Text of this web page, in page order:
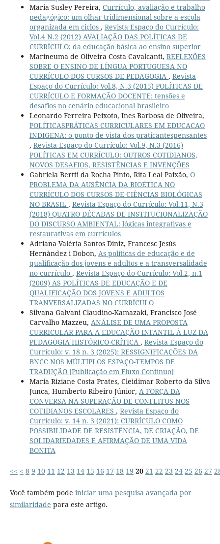
Maria Susley Pereira, Currículo, avaliação e trabalho
pedagógico: um olhar tridimensional sobre a escola
organizada em ciclos , Revista Espaço do Currículo:
Vol.4 N.2 (2012) AVALIAÇÃO DAS POLÍTICAS DE
CURRÍCULO; da educação básica ao ensino superior
Marineuma de Oliveira Costa Cavalcanti, REFLEXÕES
SOBRE O ENSINO DE LÍNGUA PORTUGUESA NO
CURRÍCULO DOS CURSOS DE PEDAGOGIA , Revista
Espaço do Currículo: Vol.8, N.3 (2015) POLÍTICAS DE
CURRÍCULO E FORMAÇÃO DOCENTE: tensões e
desafios no cenário educacional brasileiro
Leonardo Ferreira Peixoto, Ines Barbosa de Oliveira,
POLÍTICASPRÁTICAS CURRICULARES EM EDUCACAO
INDIGENA: o ponto de vista dos praticantespensantes
, Revista Espaço do Currículo: Vol.9, N.3 (2016)
POLÍTICAS EM CURRÍCULO: OUTROS COTIDIANOS,
NOVOS DESAFIOS, RESISTÊNCIAS E INVENÇÕES
Gabriela Bertti da Rocha Pinto, Rita Leal Paixão, O
PROBLEMA DA AUSÊNCIA DA BIOÉTICA NO
CURRÍCULO DOS CURSOS DE CIÊNCIAS BIOLÓGICAS
NO BRASIL , Revista Espaço do Currículo: Vol.11, N.3
(2018) QUATRO DÉCADAS DE INSTITUCIONALIZAÇÃO
DO DISCURSO AMBIENTAL: lógicas integrativas e
restaurativas em currículos
Adriana Valéria Santos Diniz, Francesc Jesús
Hernàndez i Dobon, As políticas de educação e de
qualificação dos jovens e adultos e a transversalidade
no currículo , Revista Espaço do Currículo: Vol.2, n.1
(2009) AS POLÍTICAS DE EDUCAÇÃO E DE
QUALIFICAÇÃO DOS JOVENS E ADULTOS
TRANVERSALIZADAS NO CURRÍCULO
Silvana Galvani Claudino-Kamazaki, Francisco José
Carvalho Mazzeu, ANÁLISE DE UMA PROPOSTA
CURRICULAR PARA A EDUCAÇÃO INFANTIL À LUZ DA
PEDAGOGIA HISTÓRICO-CRÍTICA , Revista Espaço do
Currículo: v. 18 n. 3 (2025): RESSIGNIFICAÇÕES DA
BNCC NOS MÚLTIPLOS ESPAÇO-TEMPOS DE
TRADUÇÃO [Publicação em Fluxo Contínuo]
Maria Riziane Costa Prates, Cleidimar Roberto da Silva
Junca, Humberto Ribeiro Júnior, A FORÇA DA
CONVERSA NA SUPERAÇÃO DE CONFLITOS NOS
COTIDIANOS ESCOLARES , Revista Espaço do
Currículo: v. 14 n. 3 (2021): CURRÍCULO COMO
POSSIBILIDADE DE RESISTÊNCIA, DE CRIAÇÃO, DE
SOLIDARIEDADES E AFIRMAÇÃO DE UMA VIDA
BONITA
<< < 8 9 10 11 12 13 14 15 16 17 18 19 20 21 22 23 24 25 26 27
Você também pode iniciar uma pesquisa avançada por
similaridade para este artigo.